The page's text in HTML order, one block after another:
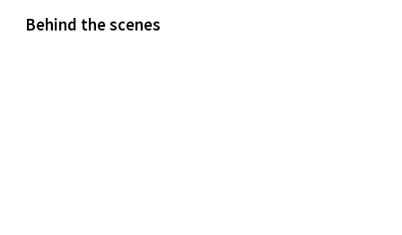
Behind the scenes